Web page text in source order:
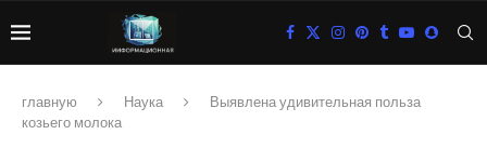
главную Наука
Выявлена удивительная польза
козьего молока